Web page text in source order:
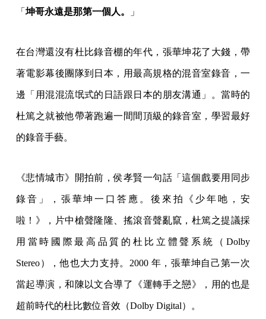
「 坤哥永遠是那第一個人。 」
在台灣還沒有杜比錄音棚的年代，張華坤花了大錢，帶
著電影幕後團隊到日本，用最高規格的混音室錄音，一
邊「用混混流氓式的日語跟日本的朋友溝通」。當時的
杜篤之就被他帶著跑遍一間間頂級的錄音室，學習最好
的錄音手藝。
《悲情城市》開拍前，侯孝賢一句話「這個戲要用同步
錄音」，張華坤一口答應。後來拍《少年吔，安
啦！》，片中槍聲隆隆、搖滾音聲亂竄，杜篤之提議採
用當時國際最高品質的杜比立體聲系統（Dolby
Stereo），他也大力支持。2000 年，張華坤自己第一次
當起導演，和陳以文合導了《運轉手之戀》，用的也是
超前時代的杜比數位音效（Dolby Digital）。